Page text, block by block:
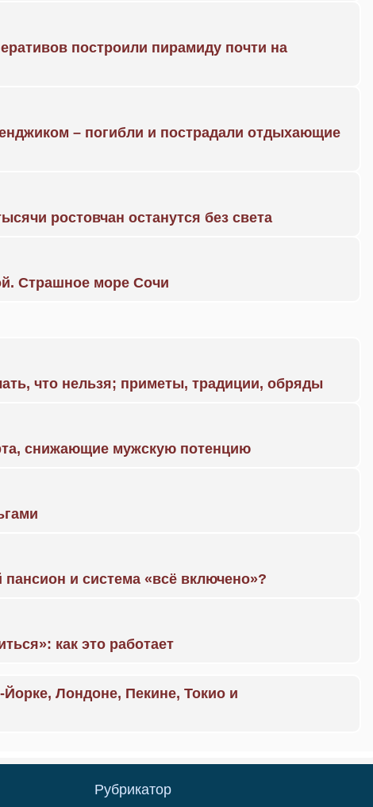
построили пирамиду почти на
– погибли и пострадали отдыхающие
ростовчан останутся без света
Страшное море Сочи
что нельзя; приметы, традиции, обряды
снижающие мужскую потенцию
и система «всё включено»?
как это работает
Лондоне, Пекине, Токио и
Рубрикатор